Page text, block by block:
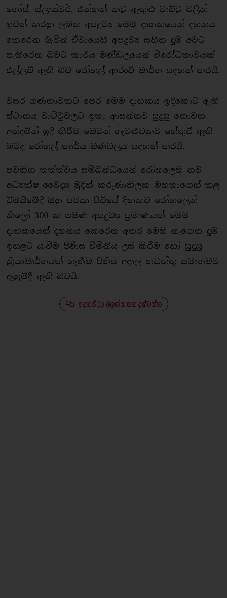
ගෝස්, ප්ලාස්ටර්, එන්නත් කටු ඇතුළු වාට්ටු වලින්
ඉවත් කරනු ලබන අපද්‍රව්‍ය මෙම දාහකයෙන් දහනය
කෙරෙන බැවින් ඒවායෙහි අපද්‍රව්‍ය සහිත දුම අවට
පැතිරෙන බවට කාර්ය මණ්ඩලයෙන් විරෝධතාවයක්
එල්ලවී ඇති බව රෝහල් ආරංචි මාර්ග සදහන් කරයි.
වසර ගණනාවකට පෙර මෙම දාහකය ඉදිකොට ඇති
ස්ථානය වාට්ටුවලට ඉතා ආසන්නව සුදුසු නොවන
අන්දමින් ඉදි කිරීම මෙවන් ගැටළුවකට හේතුවී ඇති
බවද රෝහල් කාර්ය මණ්ඩලය සදහන් කරයි.
පවතින තත්ත්වය සම්බන්ධයෙන් රෝහලෙහි නව
අධ්‍යක්ෂ වෛද්‍ය මුදිත් කරුණාතිලක මහතාගෙන් කළ
විමසීමේදී ඔහු පවසා සිටියේ දිනකට රෝහලෙන්
කිලෝ 300 ක පමණ අපද්‍රව්‍ය ප්‍රමාණයක් මෙම
දාහකයෙන් දහනය කෙරෙන අතර මෙහි නැගෙන දුම
ඉහළට යැවීම පිණිස චිමිනිය උස් කිරීම හෝ සුදුසු
ක්‍රියාමාර්ගයක් ගැනීම පිනිස අදාල නඩත්තු සමාගමට
දැනුම්දී ඇති බවයි.
අදහස් (1) බලන්න සහ දක්වන්න